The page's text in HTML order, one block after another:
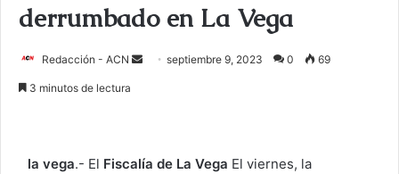
derrumbado en La Vega
Redacción - ACN
r
septiembre 9, 2023 0 69
3 minutos de lectura
la vega.- El Fiscalía de La Vega El viernes, la